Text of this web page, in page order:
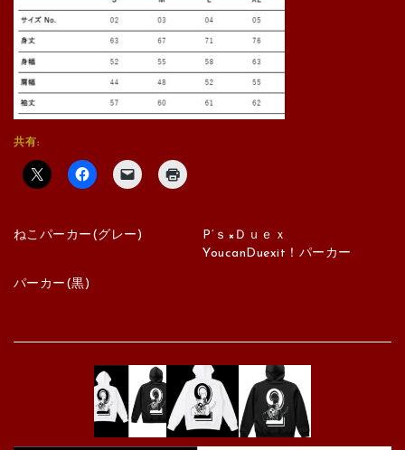
共有:
ねこパーカー(グレー)
P’ｓ×Ｄｕｅｘ
YoucanDuexit！パーカー
パーカー(黒)